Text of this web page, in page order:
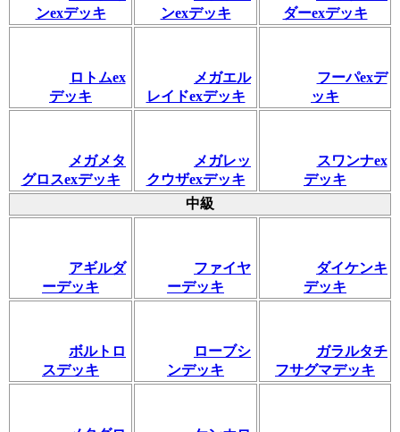
ンexデッキ
ンexデッキ
ダーexデッキ
ロトムex
デッキ
メガエル
レイドexデッキ
フーパexデ
ッキ
メガメタ
グロスexデッキ
メガレッ
クウザexデッキ
スワンナex
デッキ
中級
アギルダ
ーデッキ
ファイヤ
ーデッキ
ダイケンキ
デッキ
ボルトロ
スデッキ
ローブシ
ンデッキ
ガラルタチ
フサグマデッキ